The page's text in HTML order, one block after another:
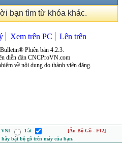
bạn tìm từ khóa khác.
Xem trên PC Lên trên
Phiên bản 4.2.3.
diễn đàn CNCProVN.com
về nội dung do thành viên đăng.
VNI Tắt
[Ẩn Bộ Gõ - F12]
bật bộ gõ trên máy của bạn.